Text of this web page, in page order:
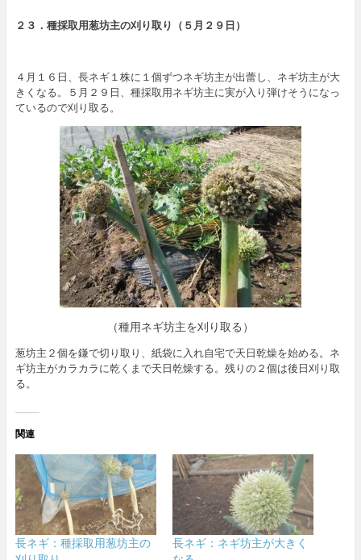
２３． 種採取用葱坊主の刈り取り （５月２９日）
４月１６日、長ネギ１株に１個ずつネギ坊主が出蕾し、ネギ坊主が大
きくなる。５月２９日、種採取用ネギ坊主に実が入り弾けそうになっ
ているので刈り取る。
（種用ネギ坊主を刈り取る）
葱坊主２個を鎌で切り取り、紙袋に入れ自宅で天日乾燥を始める。ネ
ギ坊主がカラカラに乾くまで天日乾燥する。残りの２個は後日刈り取
る。
関連
長ネギ：種採取用葱坊主の
長ネギ：ネギ坊主が大きく